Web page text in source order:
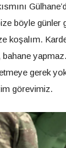
böyle günler
koşalım.
bahane
gerek
görevimiz.